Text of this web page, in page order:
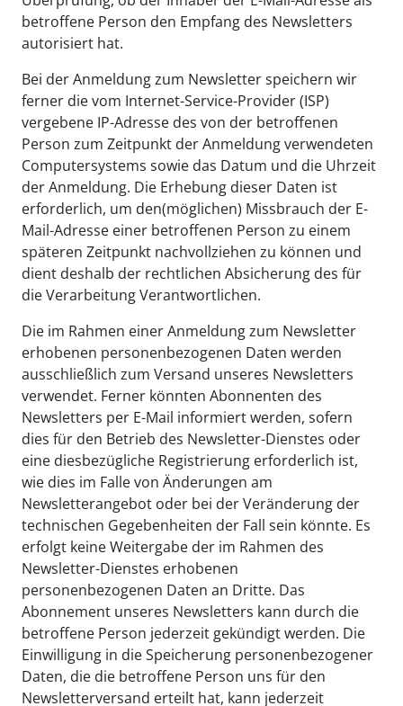
betroffene Person den Empfang des Newsletters
autorisiert hat.
Bei der Anmeldung zum Newsletter speichern wir
ferner die vom Internet-Service-Provider (ISP)
vergebene IP-Adresse des von der betroffenen
Person zum Zeitpunkt der Anmeldung verwendeten
Computersystems sowie das Datum und die Uhrzeit
der Anmeldung. Die Erhebung dieser Daten ist
erforderlich, um den(möglichen) Missbrauch der E-
Mail-Adresse einer betroffenen Person zu einem
späteren Zeitpunkt nachvollziehen zu können und
dient deshalb der rechtlichen Absicherung des für
die Verarbeitung Verantwortlichen.
Die im Rahmen einer Anmeldung zum Newsletter
erhobenen personenbezogenen Daten werden
ausschließlich zum Versand unseres Newsletters
verwendet. Ferner könnten Abonnenten des
Newsletters per E-Mail informiert werden, sofern
dies für den Betrieb des Newsletter-Dienstes oder
eine diesbezügliche Registrierung erforderlich ist,
wie dies im Falle von Änderungen am
Newsletterangebot oder bei der Veränderung der
technischen Gegebenheiten der Fall sein könnte. Es
erfolgt keine Weitergabe der im Rahmen des
Newsletter-Dienstes erhobenen
personenbezogenen Daten an Dritte. Das
Abonnement unseres Newsletters kann durch die
betroffene Person jederzeit gekündigt werden. Die
Einwilligung in die Speicherung personenbezogener
Daten, die die betroffene Person uns für den
Newsletterversand erteilt hat, kann jederzeit